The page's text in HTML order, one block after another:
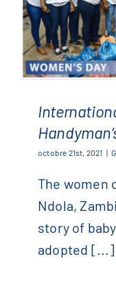
octobre 21st, 2021 |
The women
Ndola,
story of
adopted [...]